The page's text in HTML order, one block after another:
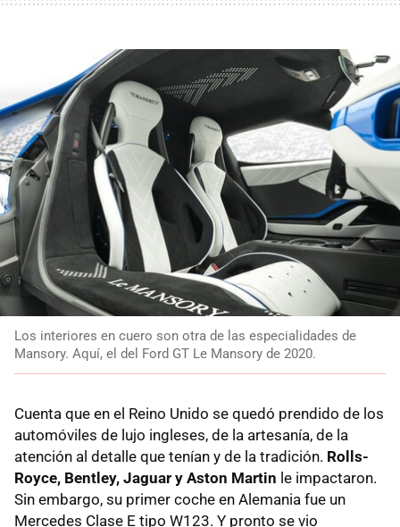
Los interiores en cuero son otra de las especialidades de
Mansory. Aquí, el del Ford GT Le Mansory de 2020.
Cuenta que en el Reino Unido se quedó prendido de los
automóviles de lujo ingleses, de la artesanía, de la
atención al detalle que tenían y de la tradición. Rolls-
Royce, Bentley, Jaguar y Aston Martin le impactaron.
Sin embargo, su primer coche en Alemania fue un
Mercedes Clase E tipo W123. Y pronto se vio